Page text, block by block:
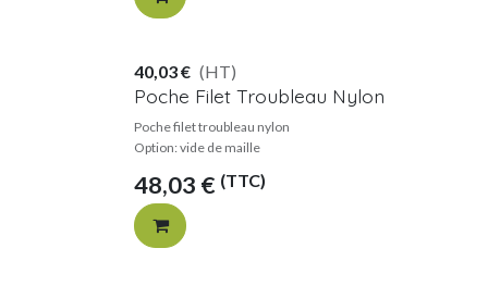
Poche Filet Troubleau Nylon
Poche filet troubleau nylon
Option: vide de maille
48,03 € (TTC)
40,03€ (HT)